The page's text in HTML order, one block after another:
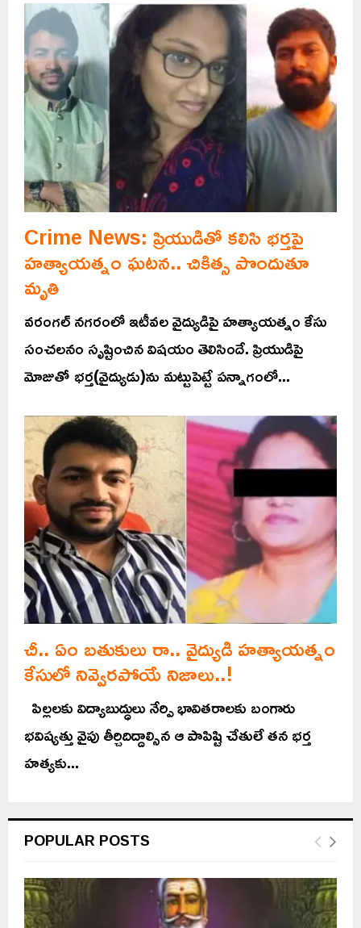
Crime News: ప్రియుడితో కలిసి భర్తపై
హత్యాయత్నం ఘటన.. చికిత్స పొందుతూ
మృతి
వరంగల్ నగరంలో ఇటీవల వైద్యుడిపై హత్యాయత్నం కేసు
సంచలనం సృష్టించిన విషయం తెలిసిందే. ప్రియుడిపై
మోజుతో భర్త(వైద్యుడు)ను మట్టుపెట్టే పన్నాగంలో...
చీ.. ఏం బతుకులు రా.. వైద్యుడి హత్యాయత్నం
కేసులో నివ్వెరపోయే నిజాలు..!
పిల్లలకు విద్యాబుద్ధులు నేర్పి భావితరాలకు బంగారు
భవిష్యత్తు వైపు తీర్చిదిద్దాల్సిన ఆ పాపిష్టి చేతులే తన భర్త
హత్యకు...
POPULAR POSTS